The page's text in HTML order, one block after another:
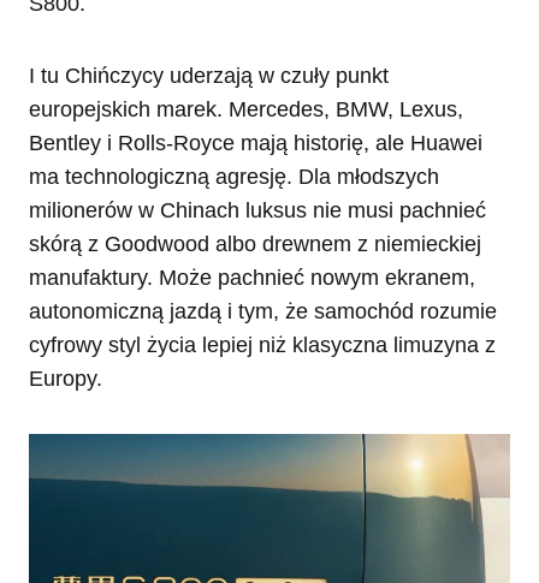
I tu Chińczycy uderzają w czuły punkt
europejskich marek. Mercedes, BMW, Lexus,
Bentley i Rolls-Royce mają historię, ale Huawei
ma technologiczną agresję. Dla młodszych
milionerów w Chinach luksus nie musi pachnieć
skórą z Goodwood albo drewnem z niemieckiej
manufaktury. Może pachnieć nowym ekranem,
autonomiczną jazdą i tym, że samochód rozumie
cyfrowy styl życia lepiej niż klasyczna limuzyna z
Europy.